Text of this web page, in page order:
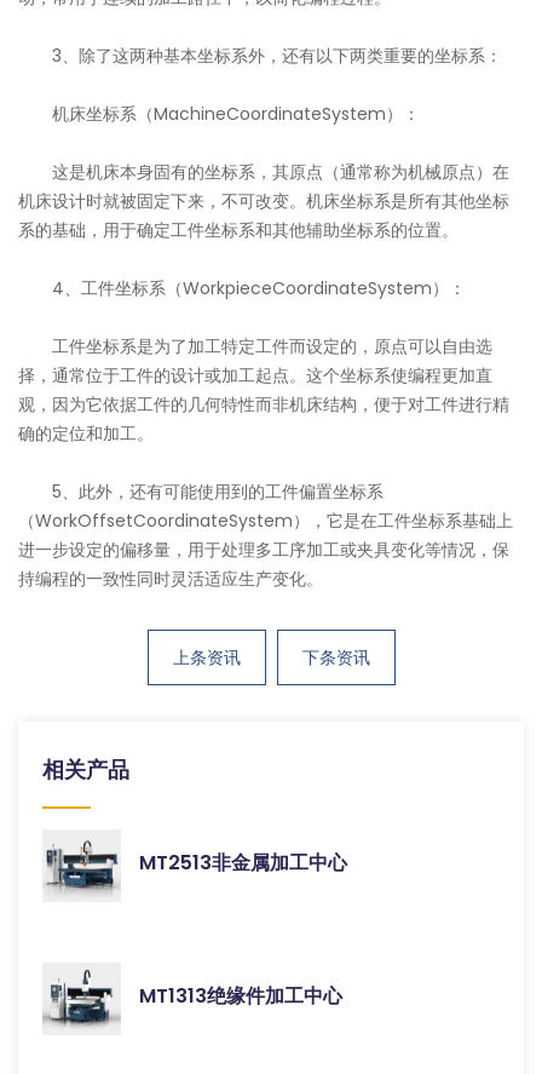
3、除了这两种基本坐标系外，还有以下两类重要的坐标系：
机床坐标系（MachineCoordinateSystem）：
这是机床本身固有的坐标系，其原点（通常称为机械原点）在
机床设计时就被固定下来，不可改变。机床坐标系是所有其他坐标
系的基础，用于确定工件坐标系和其他辅助坐标系的位置。
4、工件坐标系（WorkpieceCoordinateSystem）：
工件坐标系是为了加工特定工件而设定的，原点可以自由选
择，通常位于工件的设计或加工起点。这个坐标系使编程更加直
观，因为它依据工件的几何特性而非机床结构，便于对工件进行精
确的定位和加工。
5、此外，还有可能使用到的工件偏置坐标系
（WorkOffsetCoordinateSystem），它是在工件坐标系基础上
进一步设定的偏移量，用于处理多工序加工或夹具变化等情况，保
持编程的一致性同时灵活适应生产变化。
上条资讯 下条资讯
相关产品
MT2513非金属加工中心
MT1313绝缘件加工中心